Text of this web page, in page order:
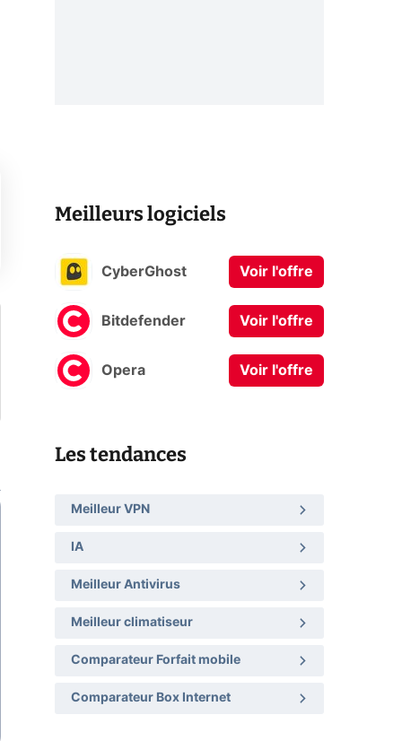
Meilleurs logiciels
CyberGhost Voir l'offre
Bitdefender Voir l'offre
Opera Voir l'offre
Les tendances
Meilleur VPN
IA
Meilleur Antivirus
Meilleur climatiseur
Comparateur Forfait mobile
Comparateur Box Internet